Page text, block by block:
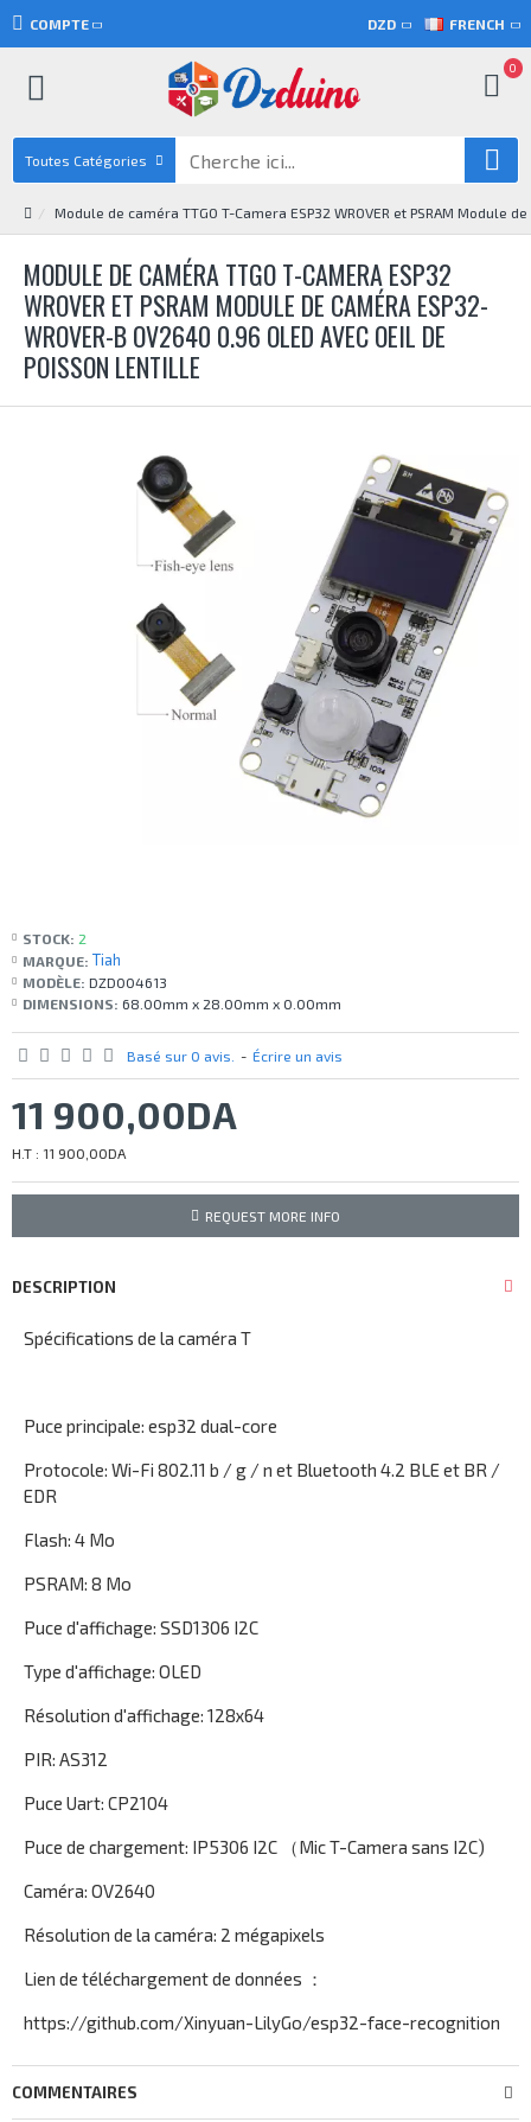
COMPTE DZD FRENCH
0
Toutes Catégories
Module de caméra TTGO T-Camera ESP32 WROVER et PSRAM Module
MODULE DE CAMÉRA TTGO T-CAMERA ESP32
WROVER ET PSRAM MODULE DE CAMÉRA ESP32-
WROVER-B OV2640 0.96 OLED AVEC OEIL DE
POISSON LENTILLE
STOCK: 2
MARQUE: Tiah
MODÈLE: DZD004613
DIMENSIONS: 68.00mm x 28.00mm x 0.00mm
Basé sur 0 avis. - Écrire un avis
11 900,00DA
H.T : 11 900,00DA
REQUEST MORE INFO
DESCRIPTION
Spécifications de la caméra T
Puce principale: esp32 dual-core
Protocole: Wi-Fi 802.11 b / g / n et Bluetooth 4.2 BLE et BR /
EDR
Flash: 4 Mo
PSRAM: 8 Mo
Puce d'affichage: SSD1306 I2C
Type d'affichage: OLED
Résolution d'affichage: 128x64
PIR: AS312
Puce Uart: CP2104
Puce de chargement: IP5306 I2C （Mic T-Camera sans I2C)
Caméra: OV2640
Résolution de la caméra: 2 mégapixels
Lien de téléchargement de données ：
https://github.com/Xinyuan-LilyGo/esp32-face-recognition
COMMENTAIRES